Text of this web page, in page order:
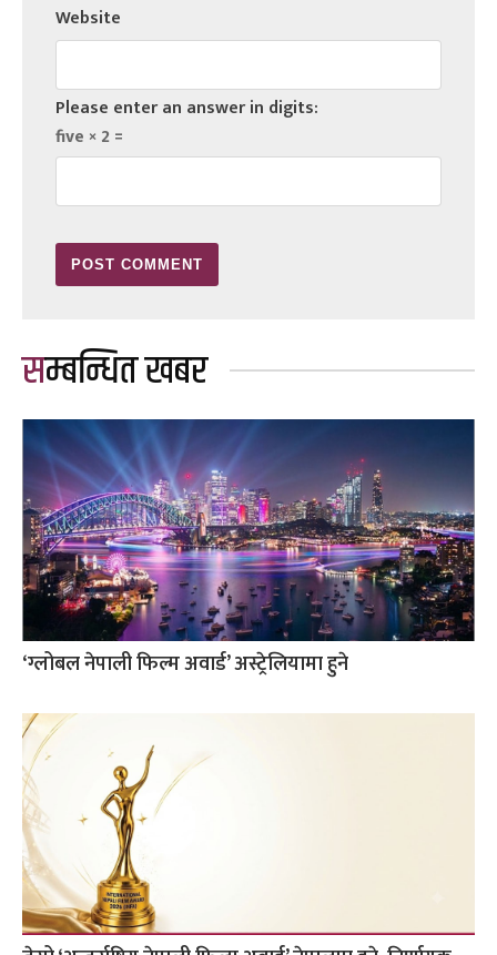
Website
Please enter an answer in digits:
five × 2 =
सम्बन्धित खबर
‘ग्लोबल नेपाली फिल्म अवार्ड’ अस्ट्रेलियामा हुने